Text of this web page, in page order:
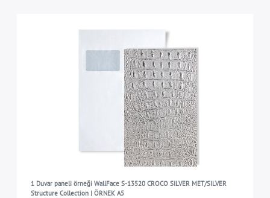
1 Duvar paneli örneği WallFace S-13520 CROCO SILVER MET/SILVER
Structure Collection | ÖRNEK A5